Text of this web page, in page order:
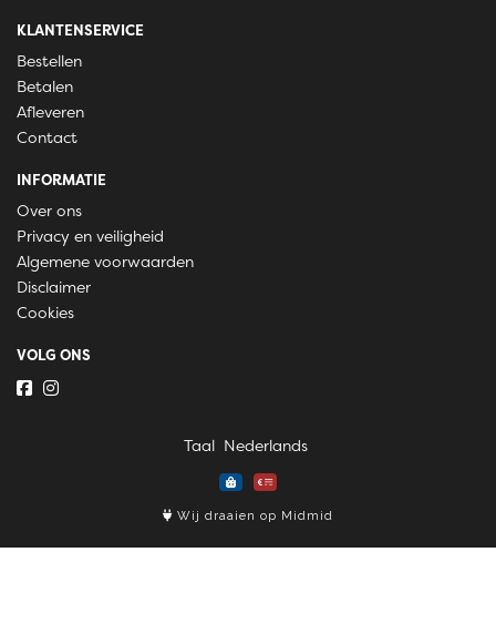
KLANTENSERVICE
Bestellen
Betalen
Afleveren
Contact
INFORMATIE
Over ons
Privacy en veiligheid
Algemene voorwaarden
Disclaimer
Cookies
VOLG ONS
Taal
Wij draaien op Midmid